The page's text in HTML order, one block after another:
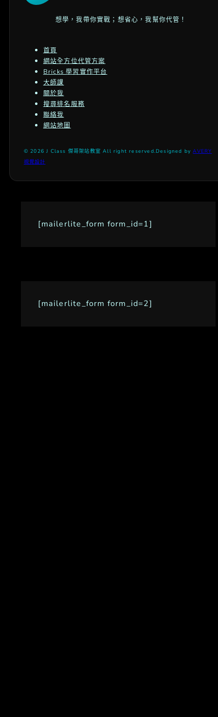
想學，我帶你實戰；想省心，我幫你代管！
首頁
網站全方位代管方案
Bricks 學習實作平台
大師課
關於我
搜尋排名服務
聯絡我
網站地圖
© 2026 J Class 傑哥架站教室 All right reserved.Designed byAVERY
視覺設計
[mailerlite_form form_id=1]
[mailerlite_form form_id=2]